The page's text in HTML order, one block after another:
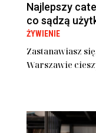
Najlepszy
co sądzą
ŻYWIENIE
Zastanawiasz
Warszawie